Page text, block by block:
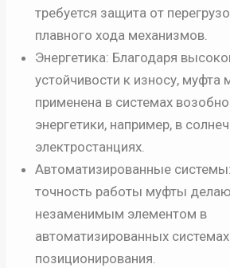
требуется защита от
плавного хода механизмов.
Энергетика: Благодаря
устойчивости к износу,
применена в системах
энергетики, например, в
электростанциях.
Автоматизированные
точность работы муфты
незаменимым элементом в
автоматизированных
позиционирования.